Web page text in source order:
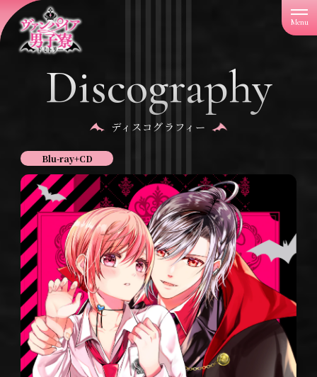
「
ヴ
ァ
ン
Discography
ディスコグラフィー
Blu-ray+CD